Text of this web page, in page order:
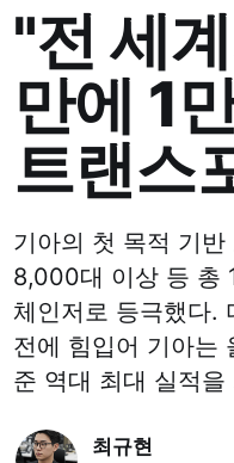
"전 세
만에 1
트랜스
기아의 첫 목적 기
8,000대 이상 등 총
체인저로 등극했다.
전에 힘입어 기아는
준 역대 최대 실적을
최규현